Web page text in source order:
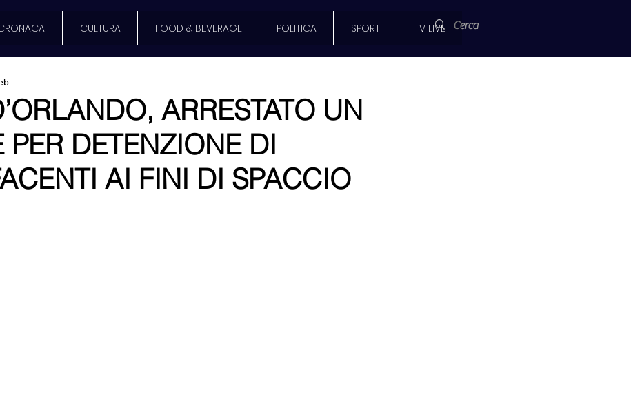
CULTURA FOOD & BEVERAGE POLITICA SPORT TV LIVE
ARRESTATO UN
PER DETENZIONE DI
AI FINI DI SPACCIO